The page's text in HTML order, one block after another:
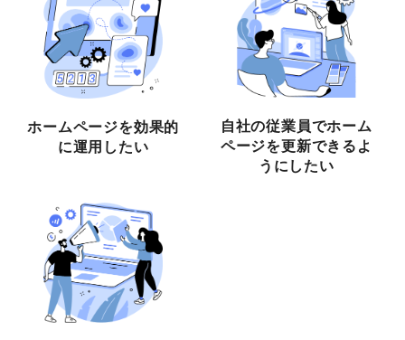
ホームページを効果的
に運用したい
自社の従業員でホーム
ページを更新できるよ
うにしたい